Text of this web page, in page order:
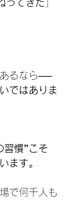
ってきた
るなら──
ではありま
習慣”こそ
ます。
で何千人も